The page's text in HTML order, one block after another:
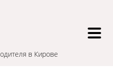
в Кирове